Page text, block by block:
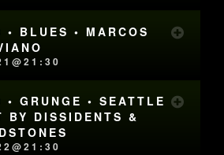
• BLUES • MARCOS
• GRUNGE • SEATTLE
BY DISSIDENTS &